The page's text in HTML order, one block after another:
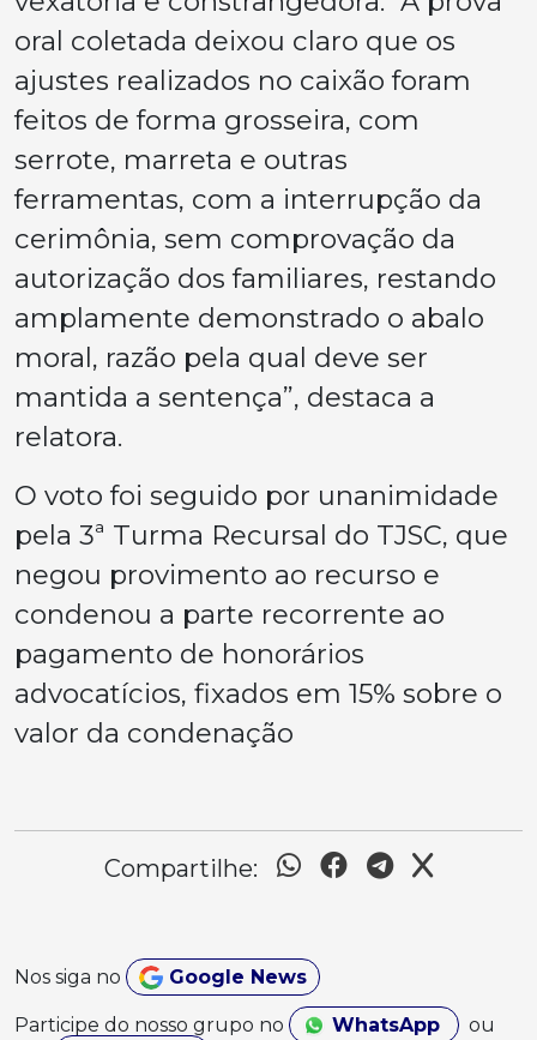
oral coletada deixou claro que os
ajustes realizados no caixão foram
feitos de forma grosseira, com
serrote, marreta e outras
ferramentas, com a interrupção da
cerimônia, sem comprovação da
autorização dos familiares, restando
amplamente demonstrado o abalo
moral, razão pela qual deve ser
mantida a sentença”, destaca a
relatora.
O voto foi seguido por unanimidade
pela 3ª Turma Recursal do TJSC, que
negou provimento ao recurso e
condenou a parte recorrente ao
pagamento de honorários
advocatícios, fixados em 15% sobre o
valor da condenação
Compartilhe:
Nos siga no Google News
Participe do nosso grupo no WhatsApp
ou